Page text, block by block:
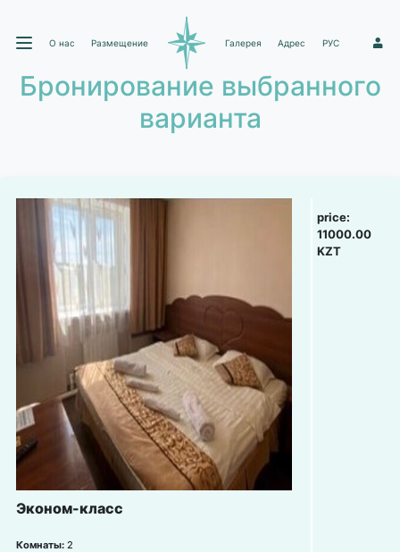
О нас Размещение Галерея Адрес РУС 1
Бронирование выбранного
варианта
Эконом-класс
Комнаты: 2
price:
11000.00
KZT